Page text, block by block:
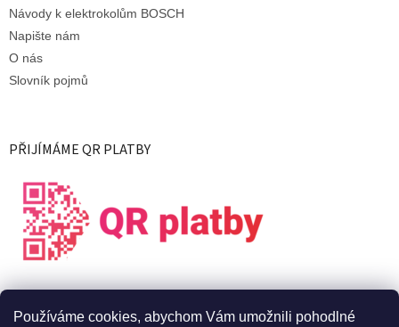
Používáme cookies, abychom Vám umožnili pohodlné
Návody k elektrokolům BOSCH
Napište nám
O nás
Slovník pojmů
PŘIJÍMÁME QR PLATBY